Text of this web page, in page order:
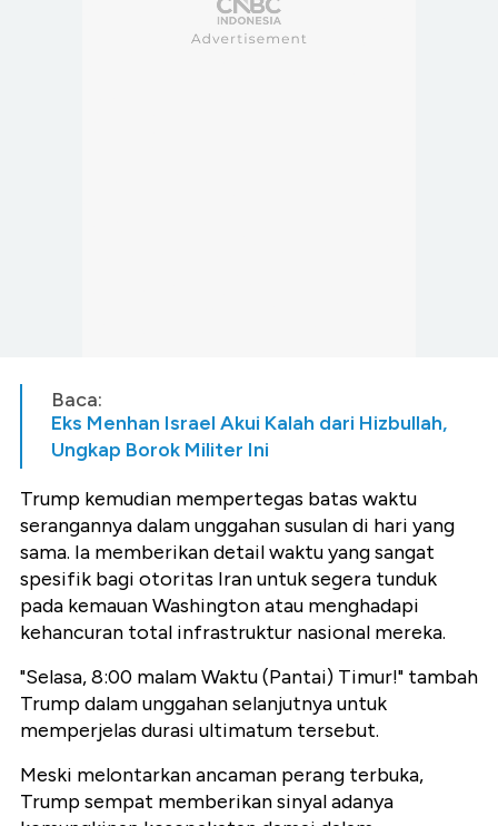
Baca:
Eks Menhan Israel Akui Kalah dari Hizbullah,
Ungkap Borok Militer Ini
Trump kemudian mempertegas batas waktu
serangannya dalam unggahan susulan di hari yang
sama. Ia memberikan detail waktu yang sangat
spesifik bagi otoritas Iran untuk segera tunduk
pada kemauan Washington atau menghadapi
kehancuran total infrastruktur nasional mereka.
"Selasa, 8:00 malam Waktu (Pantai) Timur!" tambah
Trump dalam unggahan selanjutnya untuk
memperjelas durasi ultimatum tersebut.
Meski melontarkan ancaman perang terbuka,
Trump sempat memberikan sinyal adanya